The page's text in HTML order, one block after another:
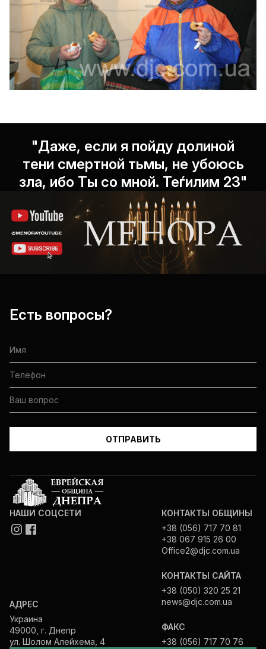
"Даже, если я пойду долиной
тени смертной тьмы, не убоюсь
зла, ибо Ты со мной. Теѓилим 23"
Есть вопросы?
НАШИ СОЦСЕТИ
АДРЕС
Украина
49000, г. Днепр
ул. Шолом Алейхема, 4
КОНТАКТЫ ОБЩИНЫ
+38 (056) 717 70 81
+38 067 915 26 00
Office2@djc.com.ua
КОНТАКТЫ САЙТА
+38 (050) 320 25 21
news@djc.com.ua
ФАКС
+38 (056) 717 70 76